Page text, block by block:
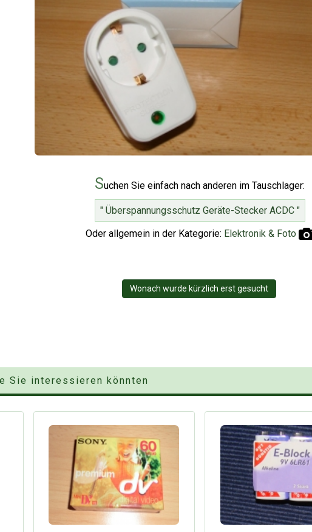
Suchen Sie einfach nach anderen im Tauschlager:
" Überspannungsschutz Geräte-Stecker ACDC "
Oder allgemein in der Kategorie: Elektronik & Foto
Wonach wurde kürzlich erst gesucht
Sie interessieren könnten